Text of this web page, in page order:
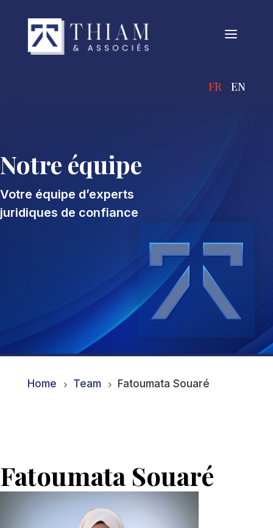
a
FRANÇAIS
Notre équipe
Votre équipe d’experts
juridiques de confiance
Home 5 Team 5 Fatoumata Souaré
Fatoumata Souaré